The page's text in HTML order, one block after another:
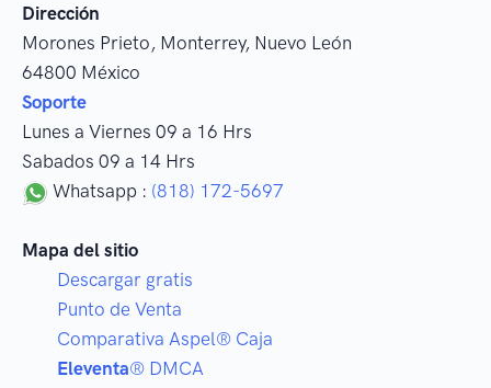
Dirección
Morones Prieto, Monterrey, Nuevo León
64800 México
Soporte
Lunes a Viernes 09 a 16 Hrs
Sabados 09 a 14 Hrs
Whatsapp : (818) 172-5697
Mapa del sitio
Descargar gratis
Punto de Venta
Comparativa Aspel® Caja
Eleventa® DMCA